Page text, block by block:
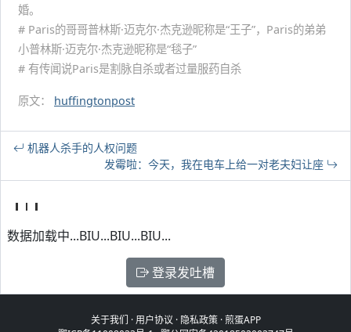
婚。
# Paris的哥哥普林斯·迈克尔·杰克逊昵称是“王子”，Paris的弟弟
小普林斯·迈克尔·杰克逊昵称是“毯子”
# 有传闻说Paris是割脉自杀或者过量服药自杀
原文： huffingtonpost
机器人杀手的人权问题
发霉啦：今天，我在电车上给一对老夫妇让座
数据加载中...BIU...BIU...BIU...
登录发吐槽
关于我们 ·用户协议 · 隐私政策·煎蛋APP